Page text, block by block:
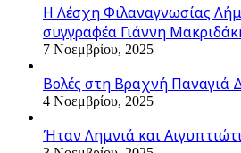
Η Λέσχη Φιλαναγνωσίας
συγγραφέα Γιάννη
7 Νοεμβρίου, 2025
Βολές στη Βραχνή Παναγιά
4 Νοεμβρίου, 2025
Ήταν Λημνιά και